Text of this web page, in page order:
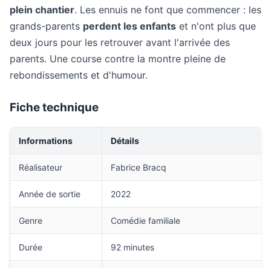
plein chantier. Les ennuis ne font que commencer : les
grands-parents perdent les enfants et n'ont plus que
deux jours pour les retrouver avant l'arrivée des
parents. Une course contre la montre pleine de
rebondissements et d'humour.
Fiche technique
Informations Détails
Réalisateur Fabrice Bracq
Année de sortie 2022
Genre Comédie familiale
Durée 92 minutes